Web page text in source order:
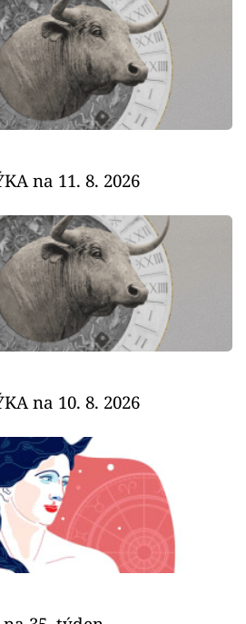
na 11. 8. 2026
na 10. 8. 2026